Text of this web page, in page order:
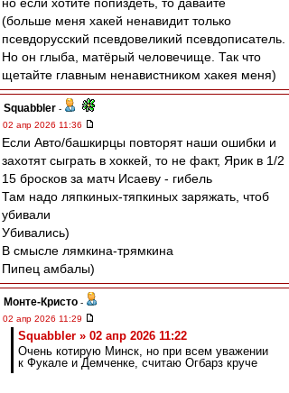
(больше меня хакей ненавидит только
псевдорусский псевдовеликий псевдописатель.
Но он глыба, матёрый человечище. Так что
щетайте главным ненавистником хакея меня)
Squabbler -
02 апр 2026 11:36
Если Авто/башкирцы повторят наши ошибки и
захотят сыграть в хоккей, то не факт, Ярик в 1/2
15 бросков за матч Исаеву - гибель
Там надо ляпкиных-тяпкиных заряжать, чтоб
убивали
Убивались)
В смысле лямкина-трямкина
Пипец амбалы)
Монте-Кристо -
02 апр 2026 11:29
Squabbler » 02 апр 2026 11:22
Очень котирую Минск, но при всем уважении
к Фукале и Демченке, считаю Огбарз круче